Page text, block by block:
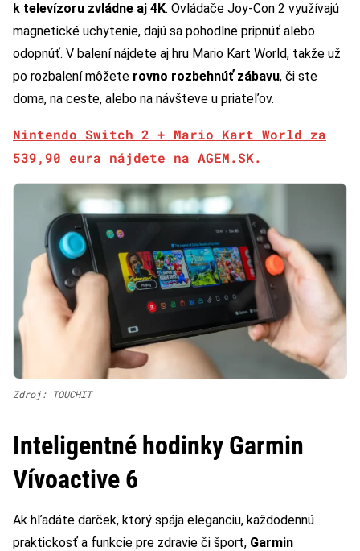
k televízoru zvládne aj 4K. Ovládače Joy-Con 2 využívajú
magnetické uchytenie, dajú sa pohodlne pripnúť alebo
odopnúť. V balení nájdete aj hru Mario Kart World, takže už
po rozbalení môžete rovno rozbehnúť zábavu, či ste
doma, na ceste, alebo na návšteve u priateľov.
Nintendo Switch 2 + Mario Kart World za
539,90 eura nájdete na AGEM.SK.
Zdroj: TOUCHIT
Inteligentné hodinky Garmin
Vívoactive 6
Ak hľadáte darček, ktorý spája eleganciu, každodennú
praktickosť a funkcie pre zdravie či šport, Garmin